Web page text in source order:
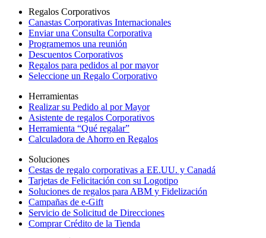
Regalos Corporativos
Canastas Corporativas Internacionales
Enviar una Consulta Corporativa
Programemos una reunión
Descuentos Corporativos
Regalos para pedidos al por mayor
Seleccione un Regalo Corporativo
Herramientas
Realizar su Pedido al por Mayor
Asistente de regalos Corporativos
Herramienta “Qué regalar”
Calculadora de Ahorro en Regalos
Soluciones
Cestas de regalo corporativas a EE.UU. y Canadá
Tarjetas de Felicitación con su Logotipo
Soluciones de regalos para ABM y Fidelización
Campañas de e-Gift
Servicio de Solicitud de Direcciones
Comprar Crédito de la Tienda